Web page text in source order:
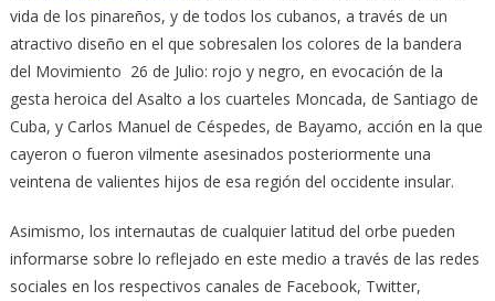
vida de los pinareños, y de todos los cubanos, a través de un
atractivo diseño en el que sobresalen los colores de la bandera
del Movimiento 26 de Julio: rojo y negro, en evocación de la
gesta heroica del Asalto a los cuarteles Moncada, de Santiago de
Cuba, y Carlos Manuel de Céspedes, de Bayamo, acción en la que
cayeron o fueron vilmente asesinados posteriormente una
veintena de valientes hijos de esa región del occidente insular.
Asimismo, los internautas de cualquier latitud del orbe pueden
informarse sobre lo reflejado en este medio a través de las redes
sociales en los respectivos canales de Facebook, Twitter,